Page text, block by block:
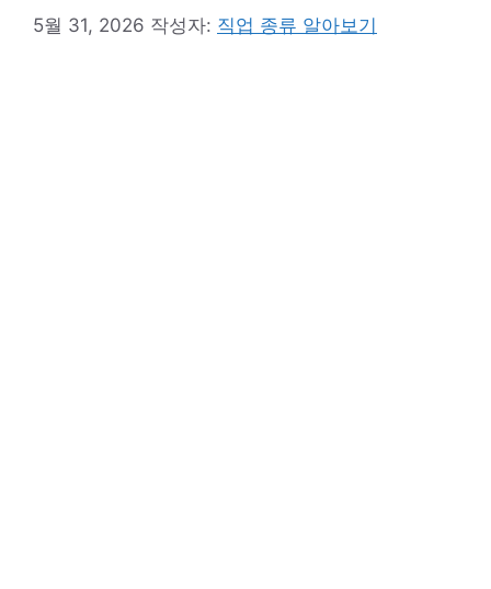
5월 31, 2026 작성자: 직업 종류 알아보기